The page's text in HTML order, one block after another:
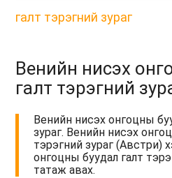
галт тэрэгний зураг
Венийн нисэх
галт тэрэгний
Венийн нисэх онгоцны
зураг. Венийн нисэх
тэрэгний зураг (Австри)
онгоцны буудал галт
татаж авах.